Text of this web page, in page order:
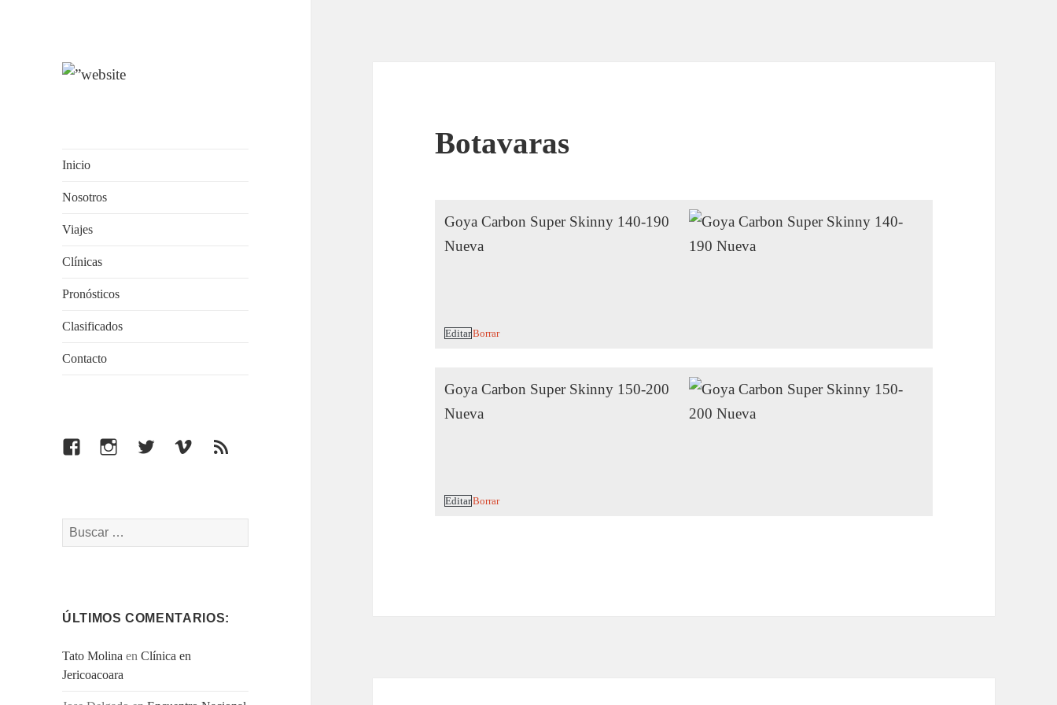
Inicio
Nosotros
Viajes
Clínicas
Pronósticos
Clasificados
Contacto
FacebookInstagramTwitterVimeo Feed
Buscar:
ÚLTIMOS COMENTARIOS:
Tato Molina enClínica en
Jericoacoara
Botavaras
Goya Carbon Super Skinny 140-190
Nueva
EditarBorrar
Goya Carbon Super Skinny 150-200
Nueva
EditarBorrar